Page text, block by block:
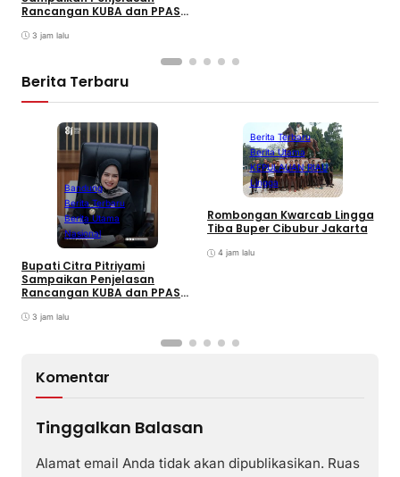
Rancangan KUBA dan PPASP
3 jam lalu
Berita Terbaru
Bandung
Berita Terbaru
Berita Utama
Nasional
Bupati Citra Pitriyami
Sampaikan Penjelasan
Rancangan KUBA dan PPASP
3 jam lalu
Berita Terbaru
Berita Utama
KEPULAUAN RIAU
Lingga
Rombongan Kwarcab Lingga
Tiba Buper Cibubur Jakarta
4 jam lalu
Komentar
Tinggalkan Balasan
Alamat email Anda tidak akan dipublikasikan. Ruas